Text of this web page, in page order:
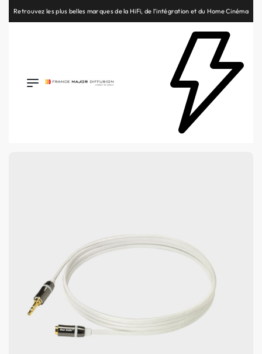
Retrouvez les plus belles marques de la HiFi, de l’intégration et du Home Cinéma